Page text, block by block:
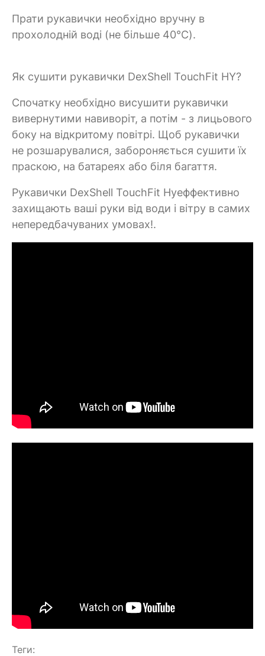
Прати рукавички необхідно вручну в
прохолодній воді (не більше 40°C).
Як сушити рукавички DexShell TouchFit HY?
Спочатку необхідно висушити рукавички
вивернутими навиворіт, а потім - з лицьового
боку на відкритому повітрі. Щоб рукавички
не розшарувалися, забороняється сушити їх
праскою, на батареях або біля багаття.
Рукавички DexShell TouchFit Нуеффективно
захищають ваші руки від води і вітру в самих
непередбачуваних умовах!.
Теги: